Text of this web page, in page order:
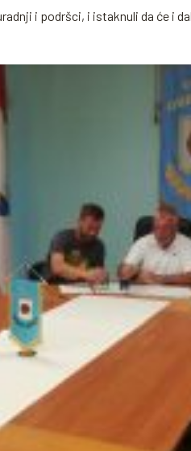
i podršci, i istaknuli da će i